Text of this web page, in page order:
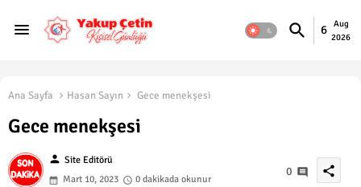
6
Aug
2026
Ana Sayfa Hasan Sayın Gece menekşesi
Gece menekşesi
person Site Editörü
Mart 10, 2023
0 dakikada okunur
0 share